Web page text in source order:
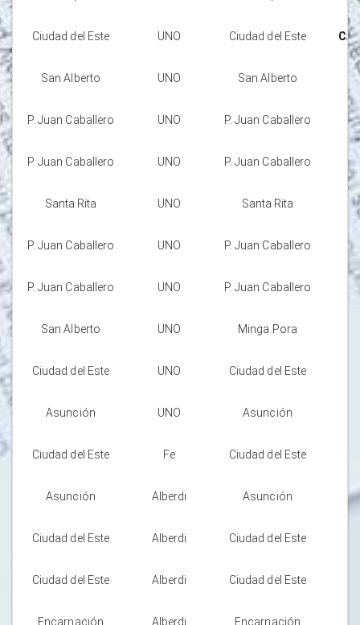
Ciudad del Este UNO Ciudad del Este
San Alberto UNO San Alberto
P. Juan Caballero UNO P. Juan Caballero
P. Juan Caballero UNO P. Juan Caballero
Santa Rita UNO Santa Rita
P. Juan Caballero UNO P. Juan Caballero
P. Juan Caballero UNO P. Juan Caballero
San Alberto UNO Minga Pora
Ciudad del Este UNO Ciudad del Este
Asunción UNO Asunción
Ciudad del Este Fe Ciudad del Este
Asunción Alberdi Asunción
Ciudad del Este Alberdi Ciudad del Este
Ciudad del Este Alberdi Ciudad del Este
Encarnación Alberdi Encarnación